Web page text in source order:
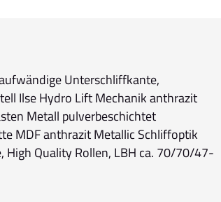
Unterschliffkante,
Ilse Hydro Lift Mechanik anthrazit
Metall pulverbeschichtet
MDF anthrazit Metallic Schliffoptik
High Quality Rollen, LBH ca. 70/70/47-